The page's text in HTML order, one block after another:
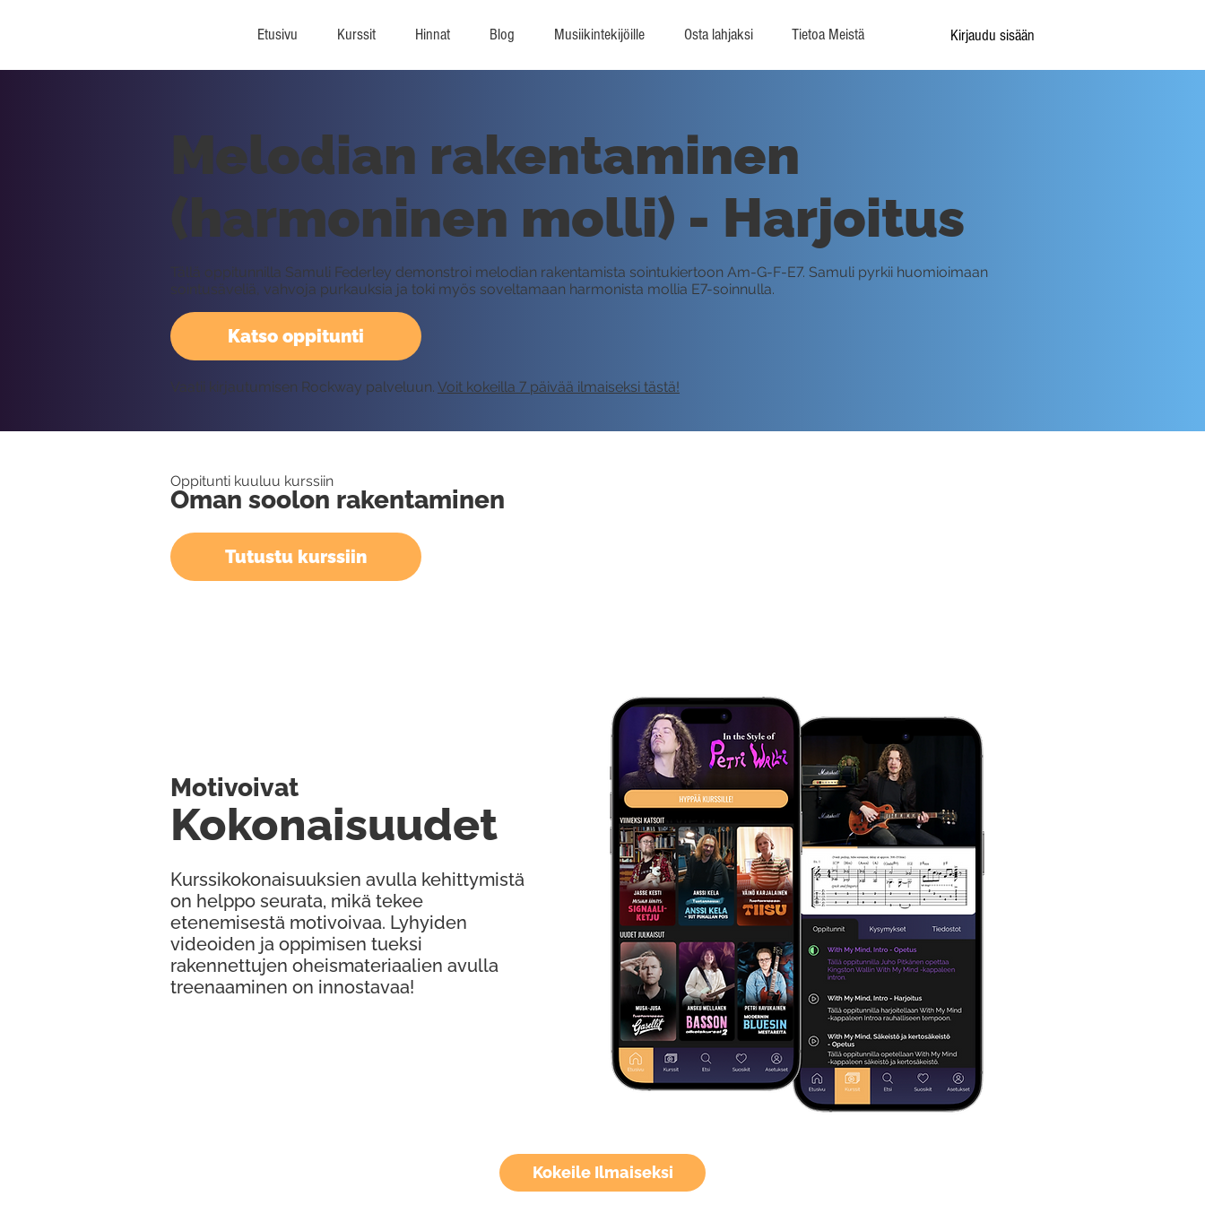
Etusivu Kurssit Hinnat Blog Musiikintekijöille Osta lahjaksi Tietoa Meistä Kirjaudu sisään
Kokeile Ilmaiseksi
Katso oppitunti
Melodian rakentaminen
(harmoninen molli) - Harjoitus
Tällä oppitunnilla Samuli Federley demonstroi melodian rakentamista sointukiertoon Am-G-F-E7. Samuli pyrkii huomioimaan
sointusäveliä, vahvoja purkauksia ja toki myös soveltamaan harmonista mollia E7-soinnulla.
Vaatii kirjautumisen Rockway palveluun. Voit kokeilla 7 päivää ilmaiseksi tästä!
Oppitunti kuuluu kurssiin
Oman soolon rakentaminen
Tutustu kurssiin
Kurssikokonaisuuksien avulla kehittymistä
on helppo seurata, mikä tekee
etenemisestä motivoivaa. Lyhyiden
videoiden ja oppimisen tueksi
rakennettujen oheismateriaalien avulla
treenaaminen on innostavaa!
Kokonaisuudet
Motivoivat